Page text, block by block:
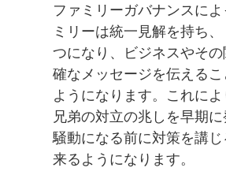
ファミリーガバナンスに
ミリーは統一見解を持ち
つになり、ビジネスやそ
確なメッセージを伝える
ようになります。これに
兄弟の対立の兆しを早期
騒動になる前に対策を講
来るようになります。